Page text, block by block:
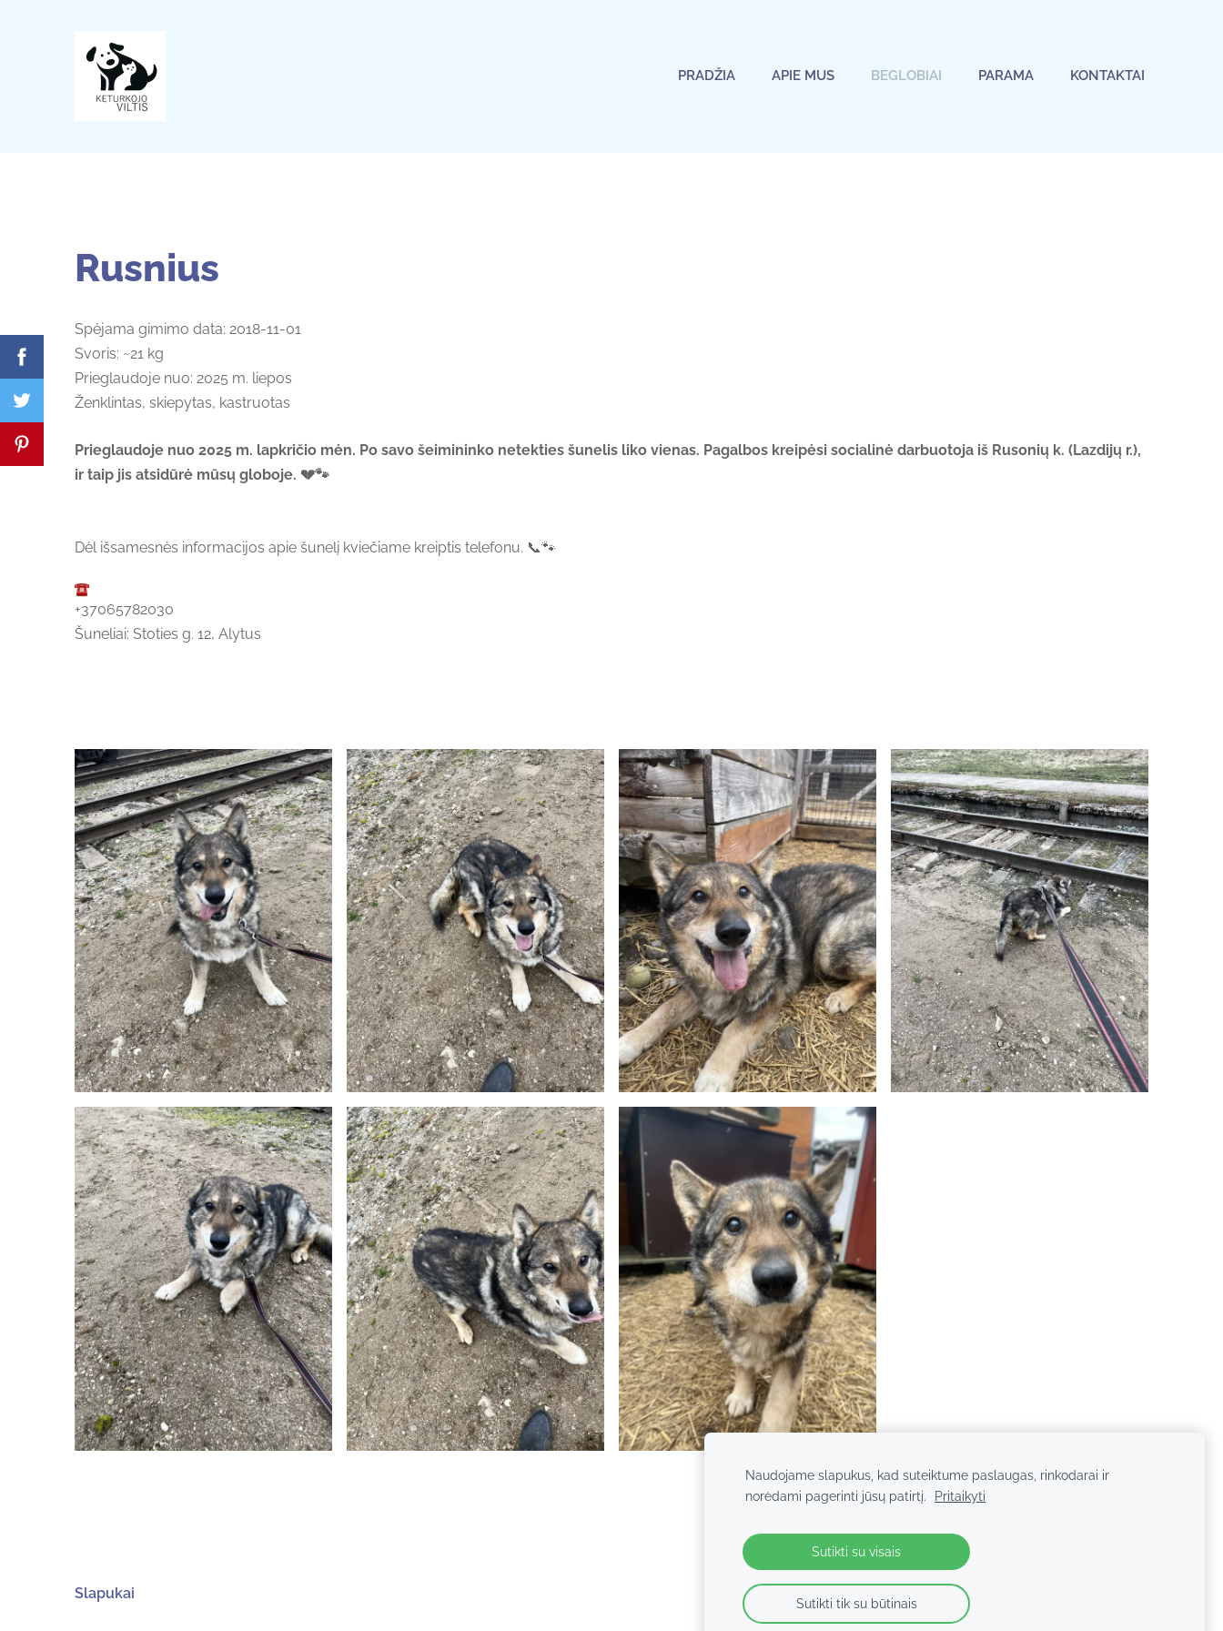
PRADŽIA APIE MUS BEGLOBIAI PARAMA KONTAKTAI
Rusnius
Spėjama gimimo data: 2018-11-01
Svoris: ~21 kg
Prieglaudoje nuo: 2025 m. liepos
Ženklintas, skiepytas, kastruotas
Prieglaudoje nuo 2025 m. lapkričio mėn. Po savo šeimininko netekties šunelis liko vienas. Pagalbos kreipėsi socialinė darbuotoja iš Rusonių k. (Lazdijų r.),
ir taip jis atsidūrė mūsų globoje. 💔🐾
Dėl išsamesnės informacijos apie šunelį kviečiame kreiptis telefonu. 📞🐾
+37065782030
Šuneliai: Stoties g. 12, Alytus
Slapukai
Naudojame slapukus, kad suteiktume paslaugas, rinkodarai ir
norėdami pagerinti jūsų patirtį.
Pritaikyti
Sutikti su visais
Sutikti tik su būtinais